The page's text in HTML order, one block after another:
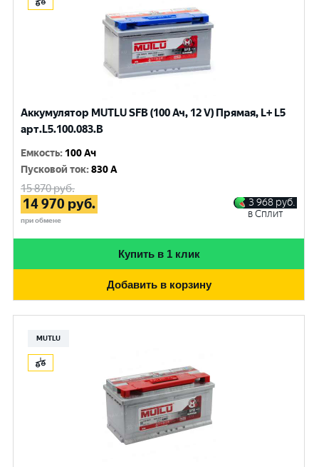
Аккумулятор MUTLU SFB (100 Ач, 12 V) Прямая, L+ L5
арт.L5.100.083.B
Емкость: 100 Ач
Пусковой ток:830 A
15 870руб.
14 970 руб.
при обмене
3 968 руб.
в Сплит
Купить в 1 клик
Добавить в корзину
MUTLU